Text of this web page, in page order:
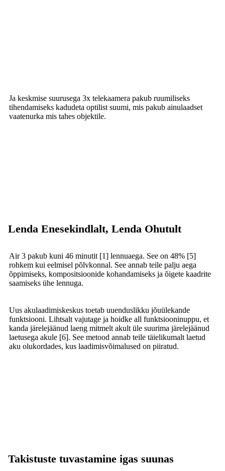
Ja keskmise suurusega 3x telekaamera pakub ruumiliseks
tihendamiseks kadudeta optilist suumi, mis pakub ainulaadset
vaatenurka mis tahes objektile.
Lenda Enesekindlalt, Lenda Ohutult
Air 3 pakub kuni 46 minutit [1] lennuaega. See on 48% [5]
rohkem kui eelmisel põlvkonnal. See annab teile palju aega
õppimiseks, kompositsioonide kohandamiseks ja õigete kaadrite
saamiseks ühe lennuga.
Uus akulaadimiskeskus toetab uuenduslikku jõuülekande
funktsiooni. Lihtsalt vajutage ja hoidke all funktsiooninuppu, et
kanda järelejäänud laeng mitmelt akult üle suurima järelejäänud
laetusega akule [6]. See metood annab teile täielikumalt laetud
aku olukordades, kus laadimisvõimalused on piiratud.
Takistuste tuvastamine igas suunas